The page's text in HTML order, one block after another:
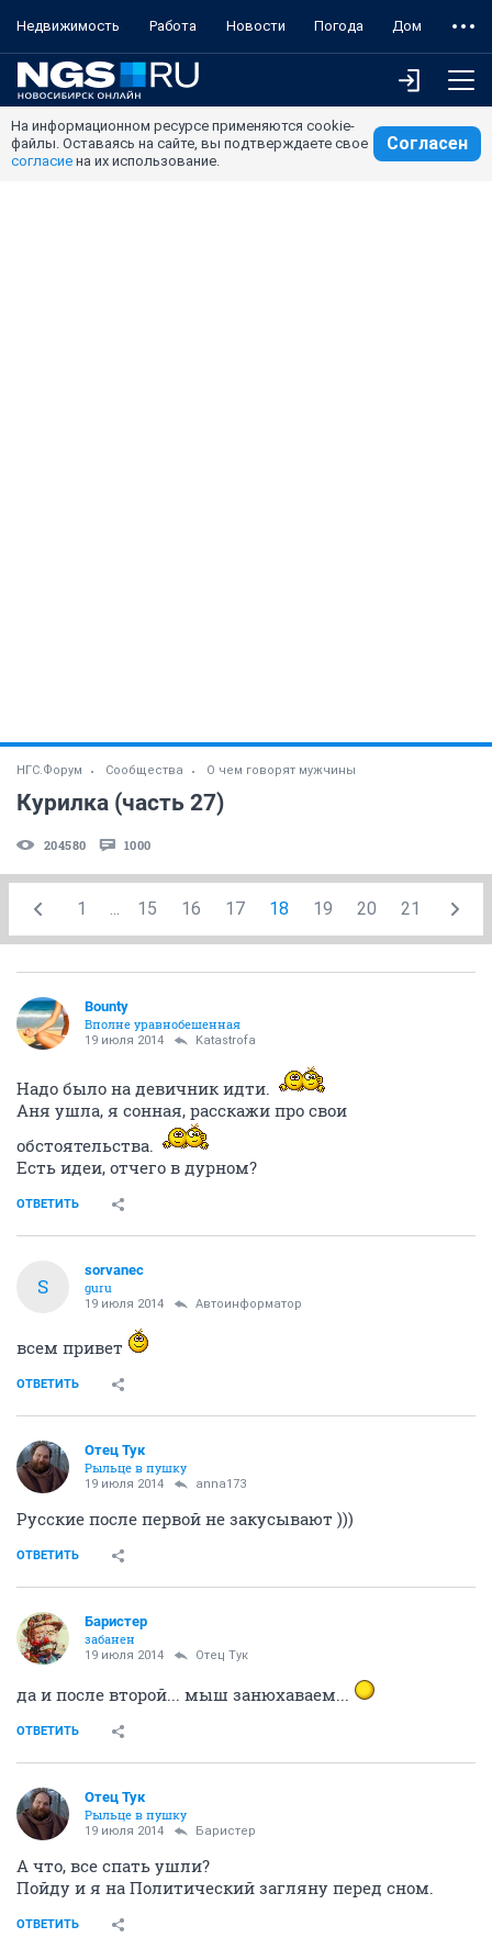
Недвижимость Работа Новости Погода Дом
На информационном ресурсе применяются cookie-
файлы. Оставаясь на сайте, вы подтверждаете свое
согласие на их использование.
Согласен
НГС.Форум Сообщества О чем говорят мужчины
Курилка (часть 27)
204580 1000
1 15 16 17 18 19 20 21
Bounty
Вполне уравнобешенная
19 июля 2014 Katastrofa
Надо было на девичник идти.
Аня ушла, я сонная, расскажи про свои
обстоятельства.
Есть идеи, отчего в дурном?
ОТВЕТИТЬ
S
sorvanec
guru
19 июля 2014 Автоинформатор
всем привет
ОТВЕТИТЬ
Отец Тук
Рыльце в пушку
19 июля 2014 anna173
Русские после первой не закусывают )))
ОТВЕТИТЬ
Баристер
забанен
19 июля 2014 Отец Тук
да и после второй... мыш занюхаваем...
ОТВЕТИТЬ
Отец Тук
Рыльце в пушку
19 июля 2014 Баристер
А что, все спать ушли?
Пойду и я на Политический загляну перед сном.
ОТВЕТИТЬ